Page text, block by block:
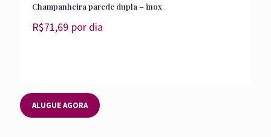
Champanheira parede dupla – inox
R$71,69 por dia
ALUGUE AGORA